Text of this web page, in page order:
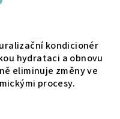
kondicionér
hydrataci a obnovu
eliminuje změny ve
procesy.